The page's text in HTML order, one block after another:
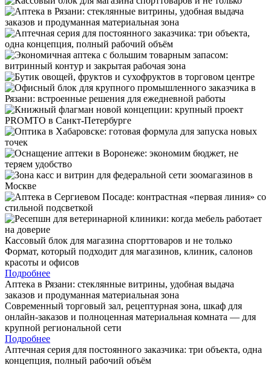
Кассовый блок для магазина спорттоваров и не только
Формат, который подходит для магазинов, клиник, салонов
красоты и офисов
Подробнее
Аптека в Рязани: стеклянные витрины, удобная выдача
заказов и продуманная материальная зона
Современный торговый зал, рецептурная зона, шкаф для
онлайн-заказов и полноценная материальная комната — для
крупной региональной сети
Подробнее
Аптечная серия для постоянного заказчика: три объекта, одна
концепция, полный рабочий объём